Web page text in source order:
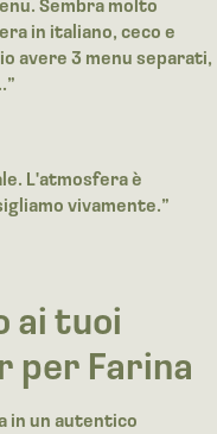
in italiano, ceco e
avere 3 menu separati,
L'atmosfera è
vivamente.”
ai tuoi
per Farina
in un autentico